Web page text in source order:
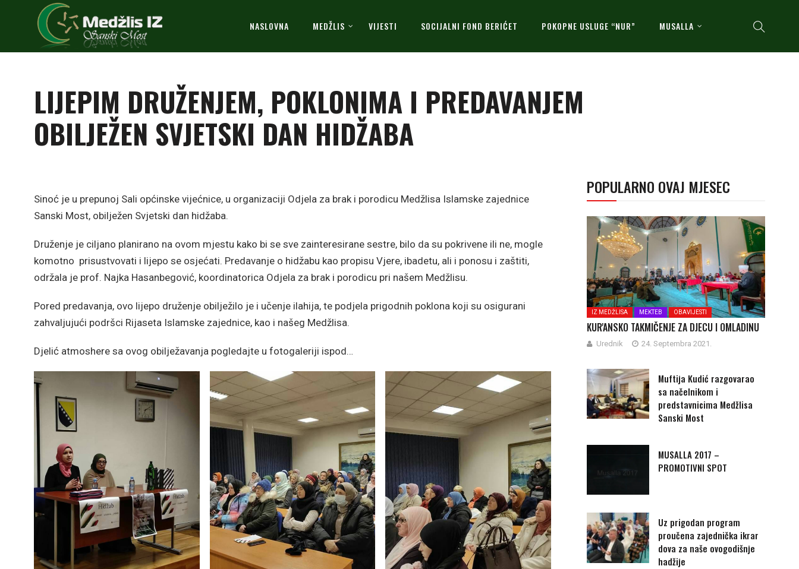
NASLOVNA MEDŽLIS VIJESTI SOCIJALNI FOND BERIĆET POKOPNE USLUGE “NUR” MUSALLA
LIJEPIM DRUŽENJEM, POKLONIMA I PREDAVANJEM
OBILJEŽEN SVJETSKI DAN HIDŽABA
Sinoć je u prepunoj Sali općinske vijećnice, u organizaciji Odjela za brak i porodicu Medžlisa Islamske zajednice
Sanski Most, obilježen Svjetski dan hidžaba.
Druženje je ciljano planirano na ovom mjestu kako bi se sve zainteresirane sestre, bilo da su pokrivene ili ne, mogle
komotno prisustvovati i lijepo se osjećati. Predavanje o hidžabu kao propisu Vjere, ibadetu, ali i ponosu i zaštiti,
održala je prof. Najka Hasanbegović, koordinatorica Odjela za brak i porodicu pri našem Medžlisu.
Pored predavanja, ovo lijepo druženje obilježilo je i učenje ilahija, te podjela prigodnih poklona koji su osigurani
zahvaljujući podršci Rijaseta Islamske zajednice, kao i našeg Medžlisa.
Djelić atmoshere sa ovog obilježavanja pogledajte u fotogaleriji ispod…
POPULARNO OVAJ MJESEC
IZ MEDŽLISA MEKTEB OBAVIJESTI
KUR'ANSKO TAKMIČENJE ZA DJECU I OMLADINU
Urednik 24. Septembra 2021.
Muftija Kudić razgovarao
sa načelnikom i
predstavnicima Medžlisa
Sanski Most
MUSALLA 2017 –
PROMOTIVNI SPOT
Uz prigodan program
proučena zajednička ikrar
dova za naše ovogodišnje
hadžije